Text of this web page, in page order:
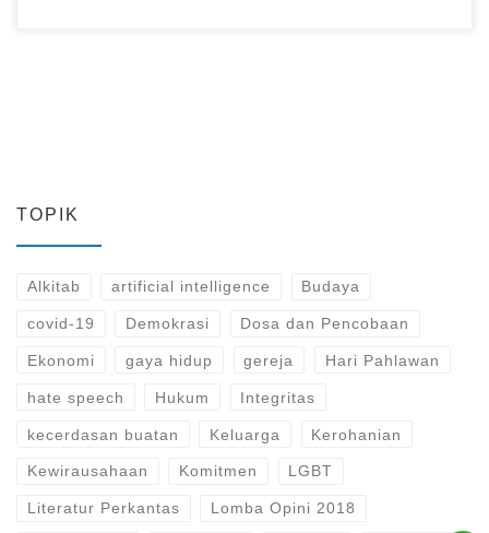
TOPIK
Alkitab artificial intelligence Budaya
covid-19 Demokrasi Dosa dan Pencobaan
Ekonomi gaya hidup gereja Hari Pahlawan
hate speech Hukum Integritas
kecerdasan buatan Keluarga Kerohanian
Kewirausahaan Komitmen LGBT
Literatur Perkantas Lomba Opini 2018